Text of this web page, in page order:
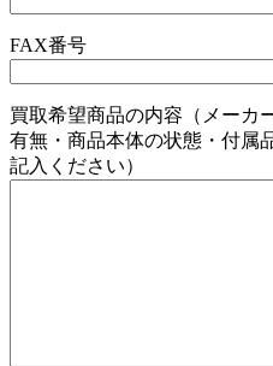
FAX番号
買取希望商品の内容（メーカ
有無・商品本体の状態・付属
記入ください）